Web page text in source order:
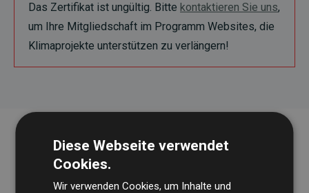
Das Zertifikat ist ungültig. Bitte kontaktieren Sie uns,
um Ihre Mitgliedschaft im Programm Websites, die
Klimaprojekte unterstützen zu verlängern!
Diese Webseite verwendet
Cookies.
Wir verwenden Cookies, um Inhalte und